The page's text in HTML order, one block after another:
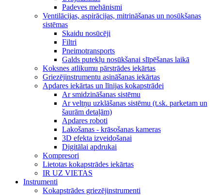
Padeves mehānismi
Ventilācijas, aspirācijas, mitrināšanas un nosūkšanas
sistēmas
Skaidu nosūcēji
Filtri
Pneimotransports
Galds putekļu nosūkšanai slīpēšanas laikā
Koksnes atlikumu pārstrādes iekārtas
Griezējinstrumentu asināšanas iekārtas
Apdares iekārtas un līnijas kokapstrādei
Ar smidzināšanas sistēmu
Ar veltņu uzklāšanas sistēmu (t.sk. parketam un
šaurām detaļām)
Apdares roboti
Lakošanas - krāsošanas kameras
3D efekta izveidošanai
Digitālai apdrukai
Kompresori
Lietotas kokapstrādes iekārtas
IR UZ VIETAS
Instrumenti
Kokapstrādes griezējinstrumenti